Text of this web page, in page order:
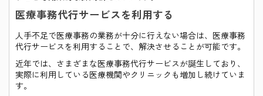
医療事務代行サービスを利用する
人手不足で医療事務の業務が十分に行えない場合は、医療事務
代行サービスを利用することで、解決させることが可能です。
近年では、さまざまな医療事務代行サービスが誕生しており、
実際に利用している医療機関やクリニックも増加し続けていま
す。